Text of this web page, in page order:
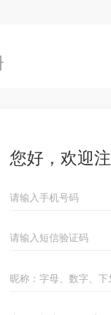
您好，欢迎